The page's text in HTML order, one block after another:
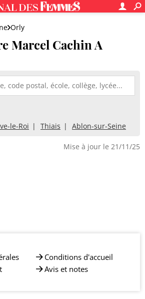
Orly
Cachin A
Marcel Cachin A
le-Roi Thiais Ablon-sur-Seine
Mise à jour le 21/11/25
Conditions d'accueil
Avis et notes